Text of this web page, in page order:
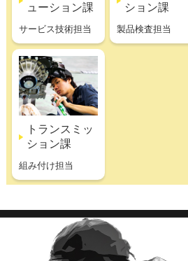
ューション課
サービス技術担当
ション課
製品検査担当
トランスミッ
ション課
組み付け担当